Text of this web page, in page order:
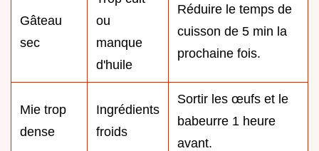
Gâteau
sec
ou
manque
d'huile
Réduire le temps de
cuisson de 5 min la
prochaine fois.
Mie trop
dense
Ingrédients
froids
Sortir les œufs et le
babeurre 1 heure
avant.